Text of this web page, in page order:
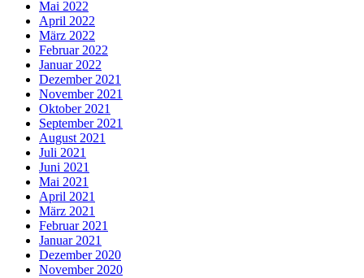
Mai 2022
April 2022
März 2022
Februar 2022
Januar 2022
Dezember 2021
November 2021
Oktober 2021
September 2021
August 2021
Juli 2021
Juni 2021
Mai 2021
April 2021
März 2021
Februar 2021
Januar 2021
Dezember 2020
November 2020